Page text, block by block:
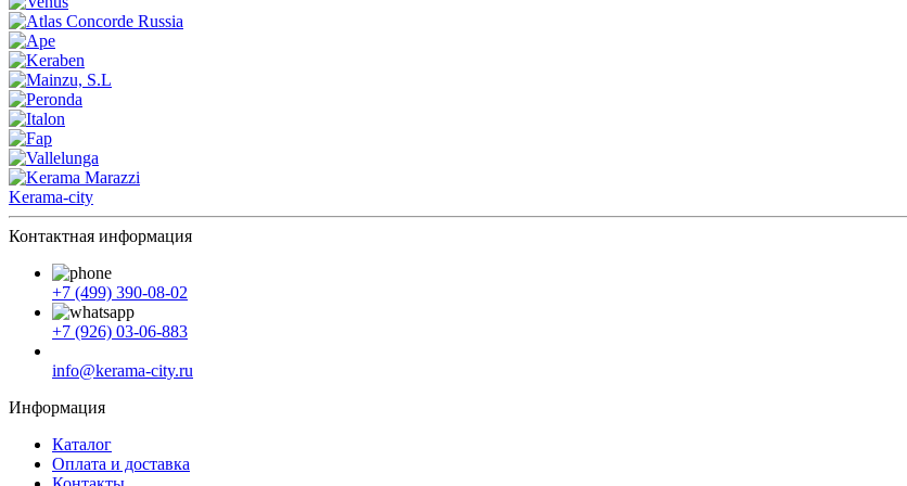
Kerama-city
Контактная информация
+7 (499) 390-08-02
+7 (926) 03-06-883
info@kerama-city.ru
Информация
Каталог
Оплата и доставка